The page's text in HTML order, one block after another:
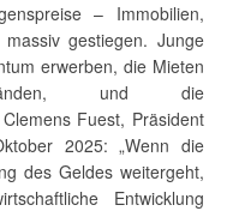
– Immobilien,
gestiegen. Junge
erwerben, die Mieten
und die
Fuest, Präsident
2025: „Wenn die
des Geldes weitergeht,
Entwicklung